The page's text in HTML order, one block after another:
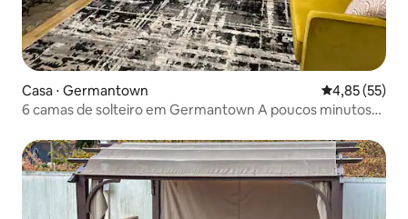
Casa ⋅ Germantown 4,85 de uma
4,85 (55)
6 camas de solteiro em Germantown A poucos minutos